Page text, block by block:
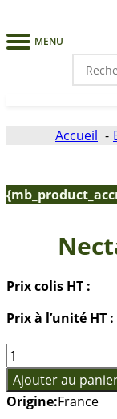
MENU
Search
for:
Accueil
Prix colis HT :
Prix à l’unité HT :
quantité
de
Nectarine
jaune
Ajouter au
Origine:France